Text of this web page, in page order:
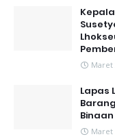
Maret
Lapas
Binaan
Maret